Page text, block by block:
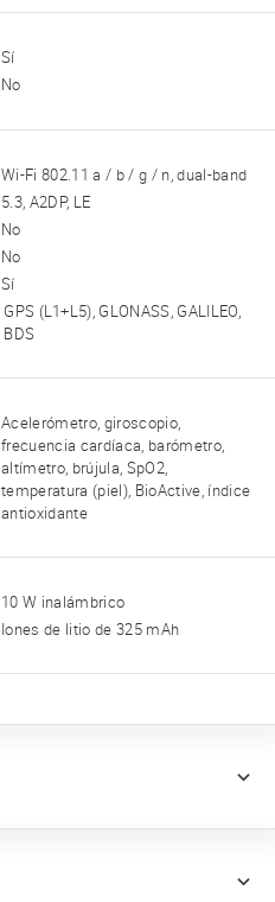
Sí
No
Wi-Fi 802.11 a / b / g / n, dual-band
5.3, A2DP, LE
No
No
Sí
GPS (L1+L5), GLONASS, GALILEO,
BDS
Acelerómetro, giroscopio,
frecuencia cardíaca, barómetro,
altímetro, brújula, SpO2,
temperatura (piel), BioActive, índice
antioxidante
10 W inalámbrico
Iones de litio de 325 mAh